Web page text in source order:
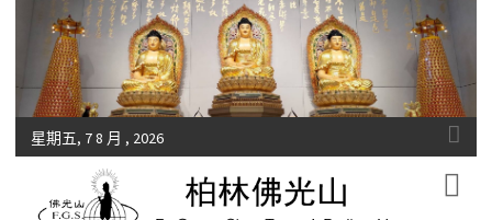
星期五, 7 8 月 , 2026